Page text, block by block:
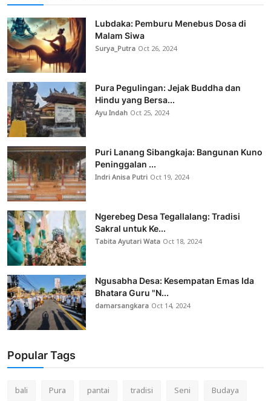
Lubdaka: Pemburu Menebus Dosa di
Malam Siwa
Surya_Putra Oct 26, 2024
Pura Pegulingan: Jejak Buddha dan
Hindu yang Bersa...
Ayu Indah Oct 25, 2024
Puri Lanang Sibangkaja: Bangunan Kuno
Peninggalan ...
Indri Anisa Putri Oct 19, 2024
Ngerebeg Desa Tegallalang: Tradisi
Sakral untuk Ke...
Tabita Ayutari Wata Oct 18, 2024
Ngusabha Desa: Kesempatan Emas Ida
Bhatara Guru "N...
damarsangkara Oct 14, 2024
Popular Tags
bali Pura pantai tradisi Seni
Budaya